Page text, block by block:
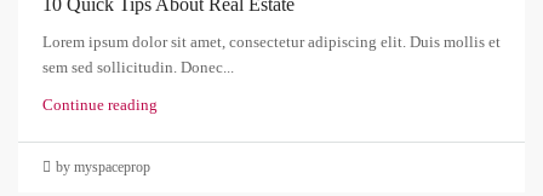
Lorem ipsum dolor sit amet, consectetur adipiscing elit. Duis mollis et
sem sed sollicitudin. Donec...
Continue reading
by myspaceprop